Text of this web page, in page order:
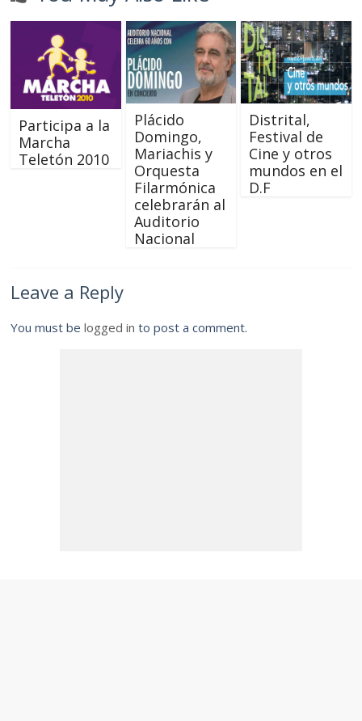
Participa a la
Marcha
Teletón 2010
Plácido
Domingo,
Mariachis y
Orquesta
Filarmónica
celebrarán al
Auditorio
Nacional
Distrital,
Festival de
Cine y otros
mundos en el
D.F
Leave a Reply
You must belogged in to post a comment.